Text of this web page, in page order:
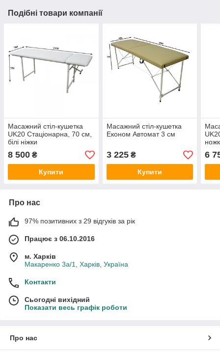
Подібні товари компанії
Масажний стіл-кушетка
UK20 Стаціонарна, 70 см,
білі ніжки
8 500 ₴
Купити
Масажний стіл-кушетка
Економ Автомат 3 см
3 225₴
Купити
6
Про нас
97% позитивних з 29 відгуків за рік
Працює з 06.10.2016
м. Харків
Макаренко 3а/1, Харків, Україна
Контакти
Сьогодні вихідний
Показати весь графік роботи
Про нас